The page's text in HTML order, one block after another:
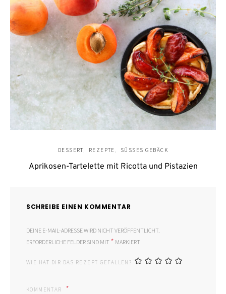
DESSERT REZEPTE SÜSSES GEBÄCK
Aprikosen-Tartelette mit Ricotta und Pistazien
SCHREIBE EINEN KOMMENTAR
DEINE E-MAIL-ADRESSE WIRD NICHT VERÖFFENTLICHT.
ERFORDERLICHE FELDER SIND MIT * MARKIERT
WIE HAT DIR DAS REZEPT GEFALLEN?
KOMMENTAR